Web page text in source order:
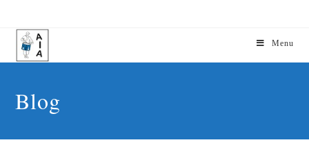
Menu
Blog